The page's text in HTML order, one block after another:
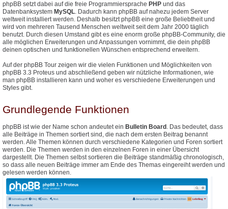
phpBB setzt dabei auf die freie Programmiersprache PHP und das
Datenbanksystem MySQL. Dadurch kann phpBB auf nahezu jedem Server
weltweit installiert werden. Deshalb besitzt phpBB eine große Beliebtheit und
wird von mehreren Tausend Menschen weltweit seit dem Jahr 2000 täglich
benutzt. Durch diesen Umstand gibt es eine enorm große phpBB-Community, die
alle möglichen Erweiterungen und Anpassungen vornimmt, die dein phpBB
deinen optischen und funktionellen Wünschen entsprechend erweitern.
Auf der phpBB Tour zeigen wir die vielen Funktionen und Möglichkeiten von
phpBB 3.3 Proteus und abschließend geben wir nützliche Informationen, wie
man phpBB installieren kann und woher es verschiedene Erweiterungen und
Styles gibt.
Grundlegende Funktionen
phpBB ist wie der Name schon andeutet ein Bulletin Board . Das bedeutet, dass
alle Beiträge in Themen sortiert sind, die nach dem ersten Beitrag benannt
werden. Alle Themen können durch verschiedene Kategorien und Foren sortiert
werden. Die Themen werden in den einzelnen Foren in einer Übersicht
dargestellt. Die Themen selbst sortieren die Beiträge standmäßig chronologisch,
so dass alle neuen Beiträge immer am Ende des Themas eingereiht werden und
gelesen werden können.